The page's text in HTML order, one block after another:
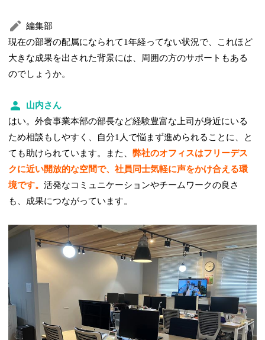
編集部
現在の部署の配属になられて1年経ってない状況で、これほど
大きな成果を出された背景には、周囲の方のサポートもある
のでしょうか。
山内さん
はい。外食事業本部の部長など経験豊富な上司が身近にいる
ため相談もしやすく、自分1人で悩まず進められることに、と
ても助けられています。また、弊社のオフィスはフリーデス
クに近い開放的な空間で、社員同士気軽に声をかけ合える環
境です。活発なコミュニケーションやチームワークの良さ
も、成果につながっています。